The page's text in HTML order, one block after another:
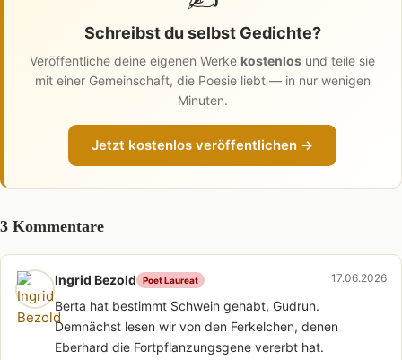
Schreibst du selbst Gedichte?
Veröffentliche deine eigenen Werke kostenlos und teile sie
mit einer Gemeinschaft, die Poesie liebt — in nur wenigen
Minuten.
Jetzt kostenlos veröffentlichen →
3 Kommentare
Ingrid Bezold Poet Laureat 17.06.2026
Berta hat bestimmt Schwein gehabt, Gudrun.
Demnächst lesen wir von den Ferkelchen, denen
Eberhard die Fortpflanzungsgene vererbt hat.